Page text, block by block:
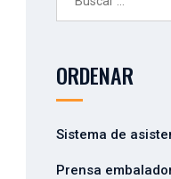
ORDENAR
Sistema de
Prensa